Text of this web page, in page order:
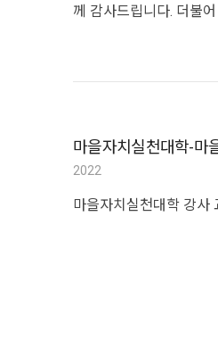
께 감사드립니다. 더불
마을자치실천대학-마
2022
마을자치실천대학 강사